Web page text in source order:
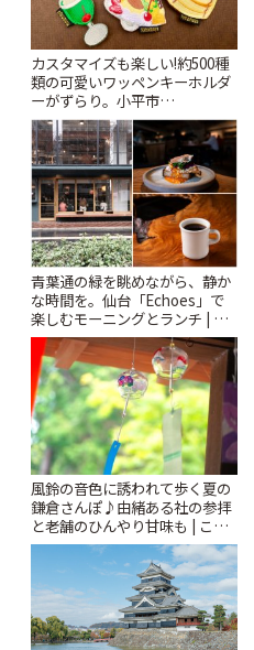
カスタマイズも楽しい!約500種
類の可愛いワッペンキーホルダ
ーがずらり。小平市
「Kimamaya T&K」 | ことりっ
ぷ
青葉通の緑を眺めながら、静か
な時間を。仙台「Echoes」で
楽しむモーニングとランチ | こ
とりっぷ
風鈴の音色に誘われて歩く夏の
鎌倉さんぽ♪由緒ある社の参拝
と老舗のひんやり甘味も | こと
りっぷ